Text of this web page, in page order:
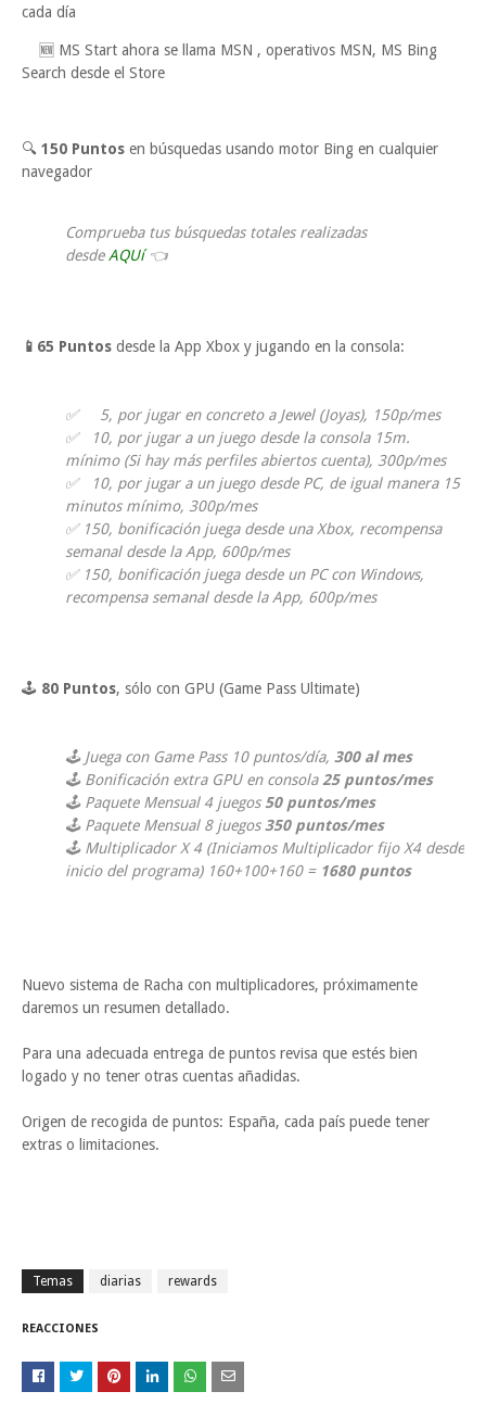
cada día
🆕 MS Start ahora se llama MSN , operativos MSN, MS Bing
Search desde el Store
🔍 150 Puntos en búsquedas usando motor Bing en cualquier
navegador
Comprueba tus búsquedas totales realizadas
desdeAQUí👈
📱65 Puntos desde la App Xbox y jugando en la consola:
✅ 5, por jugar en concreto a Jewel (Joyas), 150p/mes
✅ 10, por jugar a un juego desde la consola 15m.
mínimo (Si hay más perfiles abiertos cuenta), 300p/mes
✅ 10, por jugar a un juego desde PC, de igual manera 15
minutos mínimo, 300p/mes
✅ 150, bonificación juega desde una Xbox, recompensa
semanal desde la App, 600p/mes
✅ 150, bonificación juega desde un PC con Windows,
recompensa semanal desde la App, 600p/mes
🕹 80 Puntos, sólo con GPU (Game Pass Ultimate)
🕹 Juega con Game Pass 10 puntos/día, 300 al mes
🕹 Bonificación extra GPU en consola25 puntos/mes
🕹 Paquete Mensual 4 juegos 50 puntos/mes
🕹 Paquete Mensual 8 juegos350 puntos/mes
🕹 Multiplicador X 4 (Iniciamos Multiplicador fijo X4 desde
inicio del programa) 160+100+160 = 1680 puntos
Nuevo sistema de Racha con multiplicadores, próximamente
daremos un resumen detallado.
Para una adecuada entrega de puntos revisa que estés bien
logado y no tener otras cuentas añadidas.
Origen de recogida de puntos: España, cada país puede tener
extras o limitaciones.
Temas diarias rewards
REACCIONES